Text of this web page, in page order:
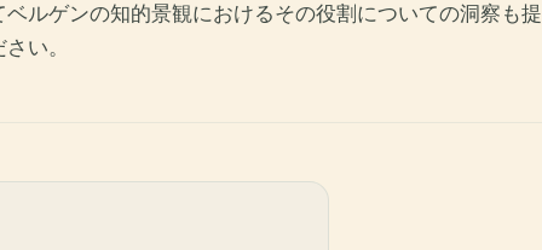
ルゲンの知的景観におけるその役割についての洞察も
い。